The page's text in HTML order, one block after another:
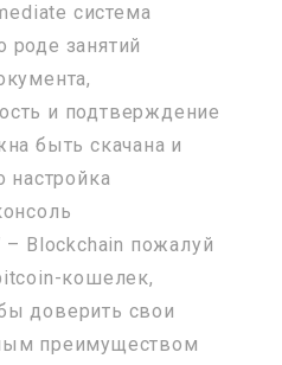
система
занятий
и подтверждение
быть скачана и
настройка
– Blockchain пожалуй
кошелек,
доверить свои
преимуществом